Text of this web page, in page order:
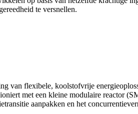
te versnellen.
van flexibele, koolstofvrije
met een kleine modulaire reactor
aanpakken en het